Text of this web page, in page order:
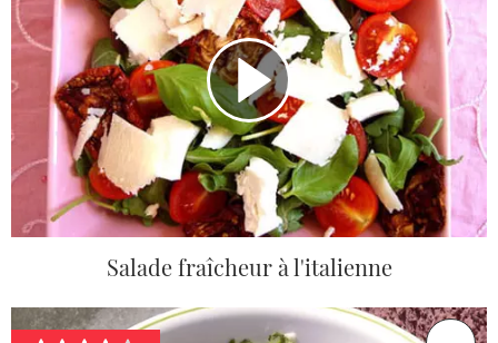
Salade fraîcheur à l'italienne